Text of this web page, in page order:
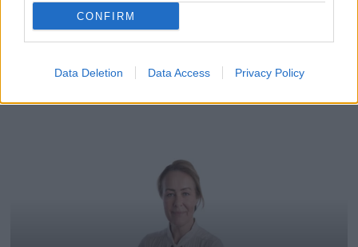
CONFIRM
Data Deletion Data Access Privacy Policy